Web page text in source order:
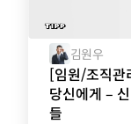
김원우
[임원/조직관
당신에게 –
들